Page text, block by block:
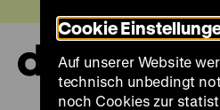
zum
Seiteninhalt
springen
Cookie
Auf unserer Website
technisch unbedingt
noch Cookies zur